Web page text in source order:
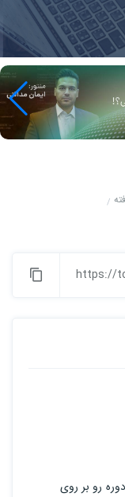
https://
رو بر روی